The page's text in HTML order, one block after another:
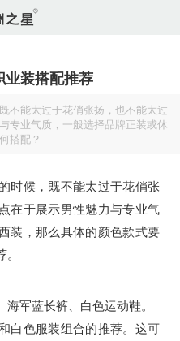
业装搭配推荐
不能太过于花俏张扬，也不能太过
专业气质，一般选择品牌正装或休
搭配？
候，既不能太过于花俏张
在于展示男性魅力与专业气
装，那么具体的颜色款式要
军蓝长裤、白色运动鞋。
色服装组合的推荐。这可